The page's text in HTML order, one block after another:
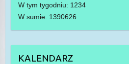
W tym tygodniu: 1234
W sumie: 1390626
KALENDARZ